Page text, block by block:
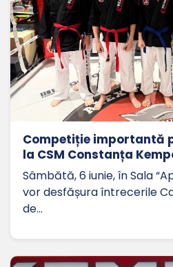
Competiție importantă
la CSM Constanța
Sâmbătă, 6 iunie, în Sala
vor desfășura întrecerile
de…